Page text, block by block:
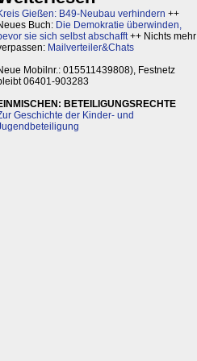
Gießen: B49-Neubau verhindern ++
Buch: Die Demokratie überwinden,
sie sich selbst abschafft++ Nichts mehr
Mailverteiler&Chats
Mobilnr.: 015511439808), Festnetz
06401-903283
BETEILIGUNGSRECHTE
Geschichte der Kinder- und